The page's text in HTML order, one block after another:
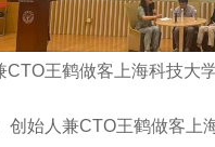
王鹤做客上海科技大
始人兼CTO王鹤做客